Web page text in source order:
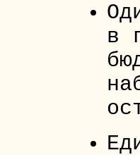
в